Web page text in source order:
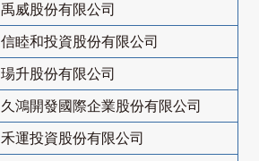
禹威股份有限公司
信睦和投資股份有限公司
瑒升股份有限公司
久鴻開發國際企業股份有限公司
禾運投資股份有限公司